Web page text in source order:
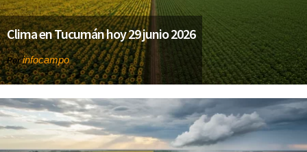
Clima en Tucumán hoy 29 junio 2026
Porinfocampo